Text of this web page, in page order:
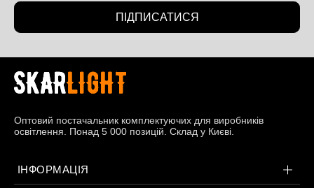
ПІДПИСАТИСЯ
Оптовий постачальник комплектуючих для виробників
освітлення. Понад 5 000 позицій. Склад у Києві.
ІНФОРМАЦІЯ